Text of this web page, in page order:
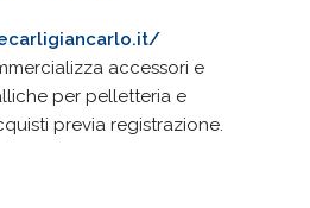
accessori e
per pelletteria e
previa registrazione.